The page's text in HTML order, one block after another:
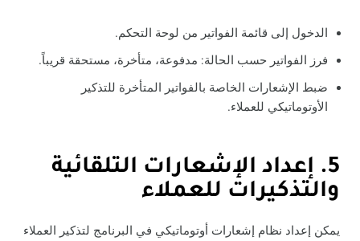
الدخول إلى قائمة الفواتير من لوحة التحكم.
فرز الفواتير حسب الحالة: مدفوعة، متأخرة، مستحقة قريباً.
ضبط الإشعارات الخاصة بالفواتير المتأخرة للتذكير
الأوتوماتيكي للعملاء.
5. إعداد الإشعارات التلقائية
والتذكيرات للعملاء
يمكن إعداد نظام إشعارات أوتوماتيكي في البرنامج لتذكير العملاء